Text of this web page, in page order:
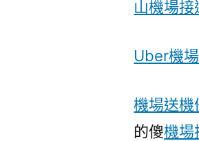
山機場接
Uber機
機場送機
的傻機場